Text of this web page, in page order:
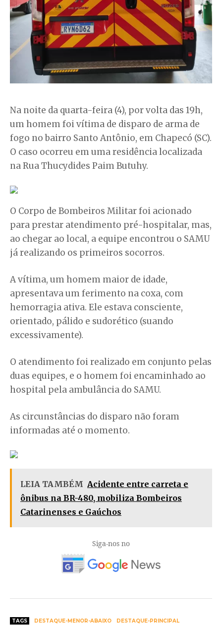
Na noite da quarta-feira (4), por volta das 19h,
um homem foi vítima de disparo de arma de
fogo no bairro Santo Antônio, em Chapecó (SC).
O caso ocorreu em uma residência localizada
na Rua Thucydides Paim Butuhy.
O Corpo de Bombeiros Militar foi acionado
para prestar atendimento pré-hospitalar, mas,
ao chegar ao local, a equipe encontrou o SAMU
já realizando os primeiros socorros.
A vítima, um homem maior de idade,
apresentava um ferimento na coxa, com
hemorragia ativa. Ele estava consciente,
orientado, pálido e sudorético (suando
excessivamente).
O atendimento foi realizado em conjunto pelas
duas equipes, e o homem foi encaminhado ao
hospital pela ambulância do SAMU.
As circunstâncias do disparo não foram
informadas até o momento.
LEIA TAMBÉM Acidente entre carreta e
ônibus na BR-480, mobiliza Bombeiros
Catarinenses e Gaúchos
Siga-nos no
TAGS DESTAQUE-MENOR-ABAIXO DESTAQUE-PRINCIPAL